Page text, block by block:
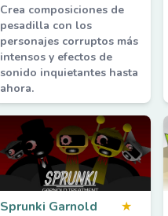
Crea composiciones de
pesadilla con los
personajes corruptos más
intensos y efectos de
sonido inquietantes hasta
ahora.
Sprunki Garnold
★